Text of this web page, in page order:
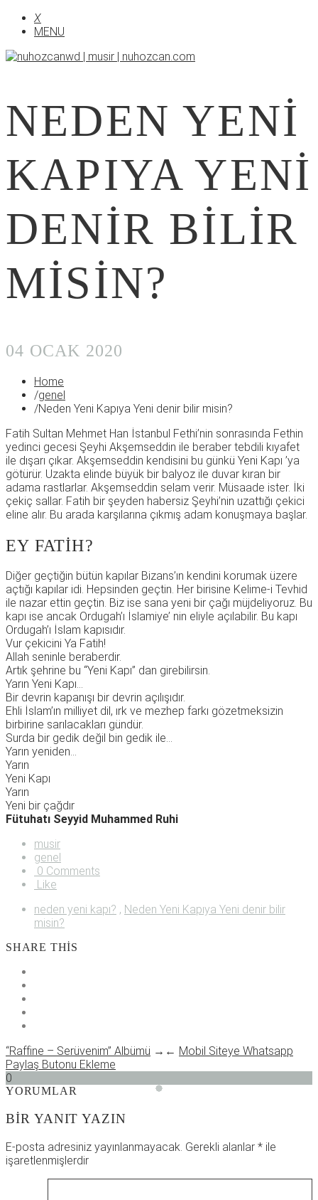
X
MENU
NEDEN YENI
KAPIYA YENI
DENIR BILIR
MISIN?
04 OCAK 2020
Home
/genel
/Neden Yeni Kapıya Yeni denir bilir misin?
Fatih Sultan Mehmet Han İstanbul Fethi’nin sonrasında Fethin
yedinci gecesi Şeyhi Akşemseddin ile beraber tebdili kıyafet
ile dışarı çıkar. Akşemseddin kendisini bu günkü Yeni Kapı ’ya
götürür. Uzakta elinde büyük bir balyoz ile duvar kıran bir
adama rastlarlar. Akşemseddin selam verir. Müsaade ister. İki
çekiç sallar. Fatih bir şeyden habersiz Şeyhi’nin uzattığı çekici
eline alır. Bu arada karşılarına çıkmış adam konuşmaya başlar.
EY FATIH?
Diğer geçtiğin bütün kapılar Bizans’ın kendini korumak üzere
açtığı kapılar idi. Hepsinden geçtin. Her birisine Kelime-i Tevhid
ile nazar ettin geçtin. Biz ise sana yeni bir çağı müjdeliyoruz. Bu
kapı ise ancak Ordugah’ı İslamiye’ nin eliyle açılabilir. Bu kapı
Ordugah’ı İslam kapısıdır.
Vur çekicini Ya Fatih!
Allah seninle beraberdir.
Artık şehrine bu “Yeni Kapı” dan girebilirsin.
Yarın Yeni Kapı…
Bir devrin kapanışı bir devrin açılışıdır.
Ehli İslam’ın milliyet dil, ırk ve mezhep farkı gözetmeksizin
birbirine sarılacakları gündür.
Surda bir gedik değil bin gedik ile…
Yarın yeniden…
Yarın
Yeni Kapı
Yarın
Yeni bir çağdır
Fütuhatı Seyyid Muhammed Ruhi
musir
genel
0 Comments
Like
neden yeni kapı? , Neden Yeni Kapıya Yeni denir bilir
misin?
SHARE THIS
“Raffine – Serüvenim” Albümü → ← Mobil Siteye Whatsapp
Paylaş Butonu Ekleme
0
YORUMLAR
BIR YANIT YAZIN
E-posta adresiniz yayınlanmayacak. Gerekli alanlar * ile
işaretlenmişlerdir